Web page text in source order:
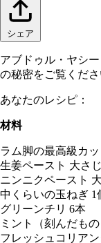
シェア
アブドゥル・ヤシ
の秘密をご覧くださ
あなたのレシピ：
材料
ラム脚の最高級カ
生姜ペースト 大さ
ニンニクペースト
中くらいの玉ねぎ 1
グリーンチリ 6本
ミント（刻んだも
フレッシュコリア